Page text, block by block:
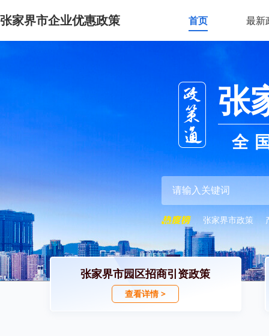
张家界市企业优惠政策 首页 最新
张
全
张家界市政策
张家界市园区招商引资政策
查看详情 >